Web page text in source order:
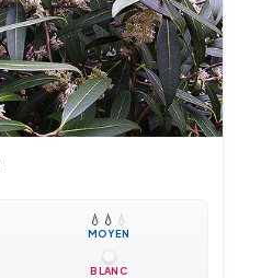
💧 💧 💧
MOYEN
BLANC